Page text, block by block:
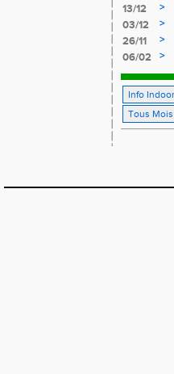
13/12
>
03/12 >
26/11 >
06/02
>